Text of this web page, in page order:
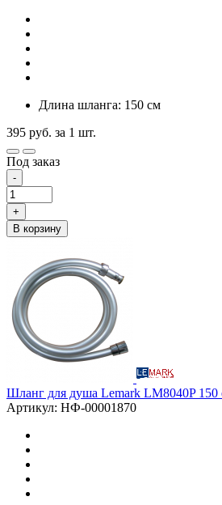
Длина шланга: 150 см
395 руб. за 1 шт.
Под заказ
-
+
В корзину
Шланг для душа Lemark LM8040P 150
Артикул: НФ-00001870